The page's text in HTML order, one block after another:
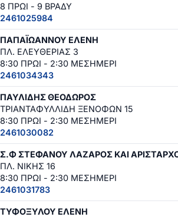
8 ΠΡΩΙ - 9 ΒΡΑΔΥ
2461025984
ΠΑΠΑΪΩΑΝΝΟΥ ΕΛΕΝΗ
ΠΛ. ΕΛΕΥΘΕΡΙΑΣ 3
8:30 ΠΡΩΙ - 2:30 ΜΕΣΗΜΕΡΙ
2461034343
ΠΑΥΛΙΔΗΣ ΘΕΟΔΩΡΟΣ
ΤΡΙΑΝΤΑΦΥΛΛΙΔΗ ΞΕΝΟΦΩΝ 15
8:30 ΠΡΩΙ - 2:30 ΜΕΣΗΜΕΡΙ
2461030082
Σ.Φ ΣΤΕΦΑΝΟΥ ΛΑΖΑΡΟΣ ΚΑΙ
ΠΛ. ΝΙΚΗΣ 16
8:30 ΠΡΩΙ - 2:30 ΜΕΣΗΜΕΡΙ
2461031783
ΤΥΦΟΞΥΛΟΥ ΕΛΕΝΗ